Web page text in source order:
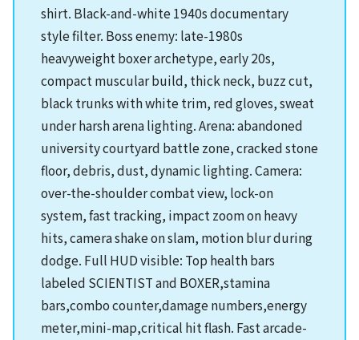
shirt. Black-and-white 1940s documentary
style filter. Boss enemy: late-1980s
heavyweight boxer archetype, early 20s,
compact muscular build, thick neck, buzz cut,
black trunks with white trim, red gloves, sweat
under harsh arena lighting. Arena: abandoned
university courtyard battle zone, cracked stone
floor, debris, dust, dynamic lighting. Camera:
over-the-shoulder combat view, lock-on
system, fast tracking, impact zoom on heavy
hits, camera shake on slam, motion blur during
dodge. Full HUD visible: Top health bars
labeled SCIENTIST and BOXER,stamina
bars,combo counter,damage numbers,energy
meter,mini-map,critical hit flash. Fast arcade-